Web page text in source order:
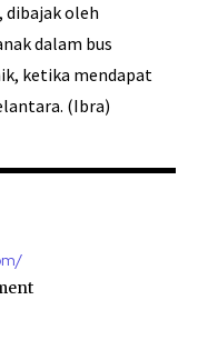
dibajak oleh
dalam bus
ketika mendapat
(Ibra)